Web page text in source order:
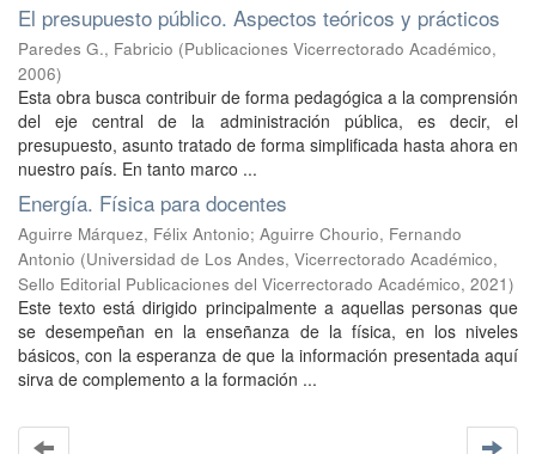
El presupuesto público. Aspectos teóricos y prácticos
Paredes G., Fabricio (Publicaciones Vicerrectorado Académico,
2006)
Esta obra busca contribuir de forma pedagógica a la comprensión
del eje central de la administración pública, es decir, el
presupuesto, asunto tratado de forma simplificada hasta ahora en
nuestro país. En tanto marco ...
Energía. Física para docentes
Aguirre Márquez, Félix Antonio; Aguirre Chourio, Fernando
Antonio (Universidad de Los Andes, Vicerrectorado Académico,
Sello Editorial Publicaciones del Vicerrectorado Académico, 2021)
Este texto está dirigido principalmente a aquellas personas que
se desempeñan en la enseñanza de la física, en los niveles
básicos, con la esperanza de que la información presentada aquí
sirva de complemento a la formación ...